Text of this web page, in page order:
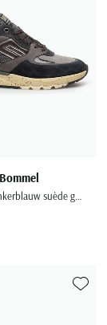
sneakers donkerblauw suède geprint